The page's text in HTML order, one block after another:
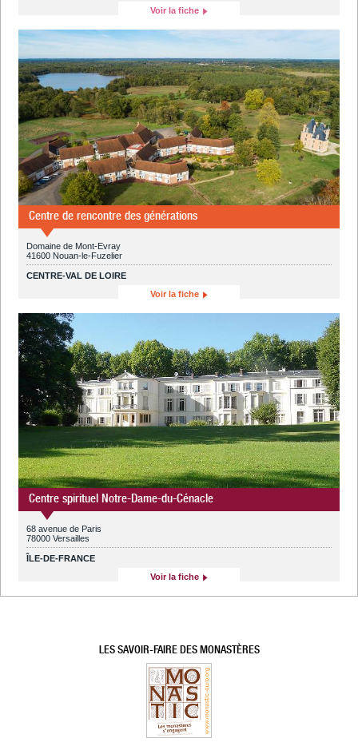
Voir la fiche
Centre de rencontre des générations
Domaine de Mont-Evray
41600 Nouan-le-Fuzelier
CENTRE-VAL DE LOIRE
Voir la fiche
Centre spirituel Notre-Dame-du-Cénacle
68 avenue de Paris
78000 Versailles
ÎLE-DE-FRANCE
Voir la fiche
LES SAVOIR-FAIRE DES MONASTÈRES